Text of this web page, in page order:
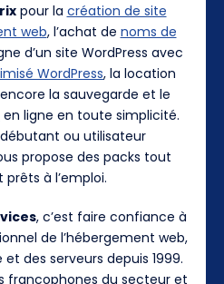
pour la création de site
web, l’achat de noms de
d’un site WordPress avec
WordPress, la location
la sauvegarde et le
en ligne en toute simplicité.
ou utilisateur
propose des packs tout
à l’emploi.
, c’est faire confiance à
de l’hébergement web,
des serveurs depuis 1999.
francophones du secteur et